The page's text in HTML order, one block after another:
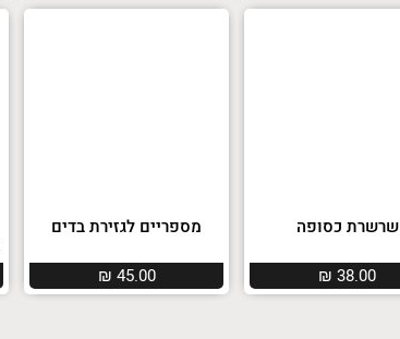
שרשרת כסופה
₪ 38.00
מספריים לגזירת בדים
₪ 45.00